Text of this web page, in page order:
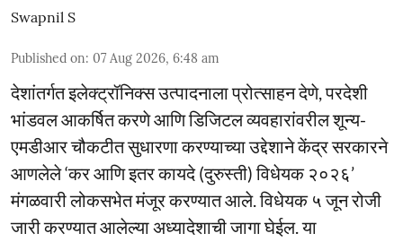
Swapnil S
Published on: 07 Aug 2026, 6:48 am
देशांतर्गत इलेक्ट्रॉनिक्स उत्पादनाला प्रोत्साहन देणे, परदेशी
भांडवल आकर्षित करणे आणि डिजिटल व्यवहारांवरील शून्य-
एमडीआर चौकटीत सुधारणा करण्याच्या उद्देशाने केंद्र सरकारने
आणलेले ‘कर आणि इतर कायदे (दुरुस्ती) विधेयक २०२६’
मंगळवारी लोकसभेत मंजूर करण्यात आले. विधेयक ५ जून रोजी
जारी करण्यात आलेल्या अध्यादेशाची जागा घेईल. या